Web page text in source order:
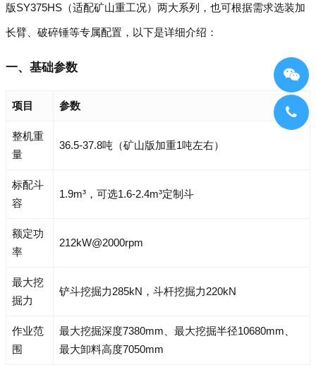
版SY375HS（适配矿山重工况）两大系列，也可根据需求选装加
长臂、破碎锤等专属配置，以下是详细介绍：
一、基础参数
项目 参数
整机重
量
36.5-37.8吨（矿山版加重1吨左右）
标配斗
容
1.9m³，可选1.6-2.4m³定制斗
额定功
率
212kW@2000rpm
最大挖
掘力
铲斗挖掘力285kN，斗杆挖掘力220kN
作业范
围
最大挖掘深度7380mm、最大挖掘半径10680mm、
最大卸料高度7050mm